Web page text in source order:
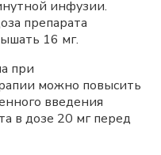
инфузии.
препарата
16 мг.
при
можно повысить
введения
в дозе 20 мг перед